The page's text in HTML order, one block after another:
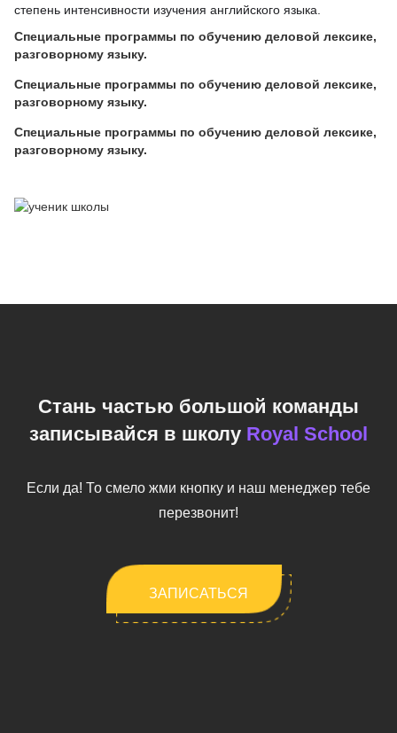
степень интенсивности изучения английского языка.
Специальные программы по обучению деловой лексике,
разговорному языку.
Специальные программы по обучению деловой лексике,
разговорному языку.
Специальные программы по обучению деловой лексике,
разговорному языку.
Стань частью большой команды
записывайся в школу Royal School
Если да! То смело жми кнопку и наш менеджер тебе
перезвонит!
ЗАПИСАТЬСЯ